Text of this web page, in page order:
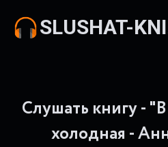
Слушать книгу -
холодная -